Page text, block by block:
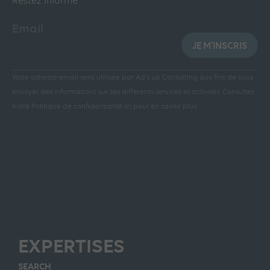
JE M'INSCRIS
Votre adresse email sera utilisée par Ad’s up Consulting aux fins de vous
envoyer des informations sur ses différents services et activités.
Consultez
notre Politique de confidentialité ici pour en savoir plus
EXPERTISES
SEARCH